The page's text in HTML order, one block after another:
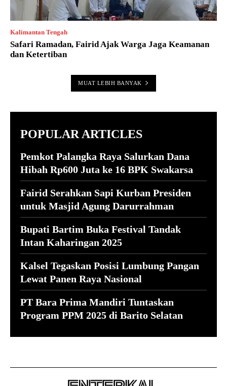
Kalimantan Tengah
Safari Ramadan, Fairid Ajak Warga Jaga Keamanan
dan Ketertiban
MUAT LEBIH BANYAK
POPULAR ARTICLES
Pemkot Palangka Raya Salurkan Dana
Hibah Rp600 Juta ke 16 BPK Swakarsa
Fairid Serahkan Sapi Kurban Presiden
untuk Masjid Agung Darurrahman
Bupati Bartim Buka Festival Tandak
Intan Kaharingan 2025
Kalsel Tegaskan Posisi Lumbung Pangan
Lewat Panen Raya Nasional
PT Bara Prima Mandiri Tuntaskan
Program PPM 2025 di Barito Selatan